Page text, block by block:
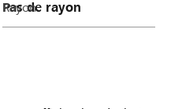
Rayon